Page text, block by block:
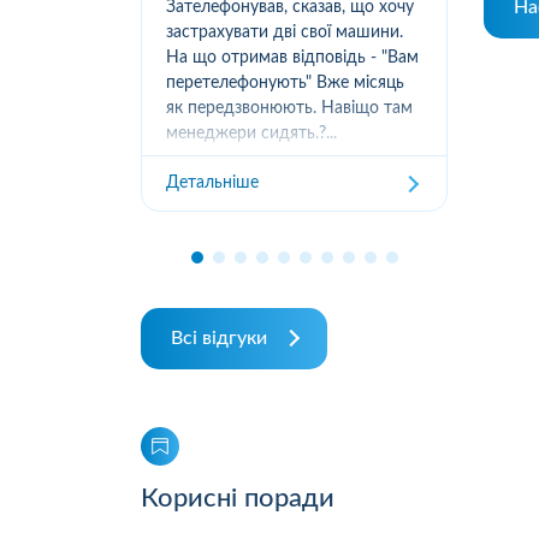
Зателефонував, сказав, що хочу
застрахувати дві свої машини.
На що отримав відповідь - "Вам
перетелефонують" Вже місяць
як передзвонюють. Навіщо там
менеджери сидять.?...
Детальніше
в
Всі відгуки
Корисні поради